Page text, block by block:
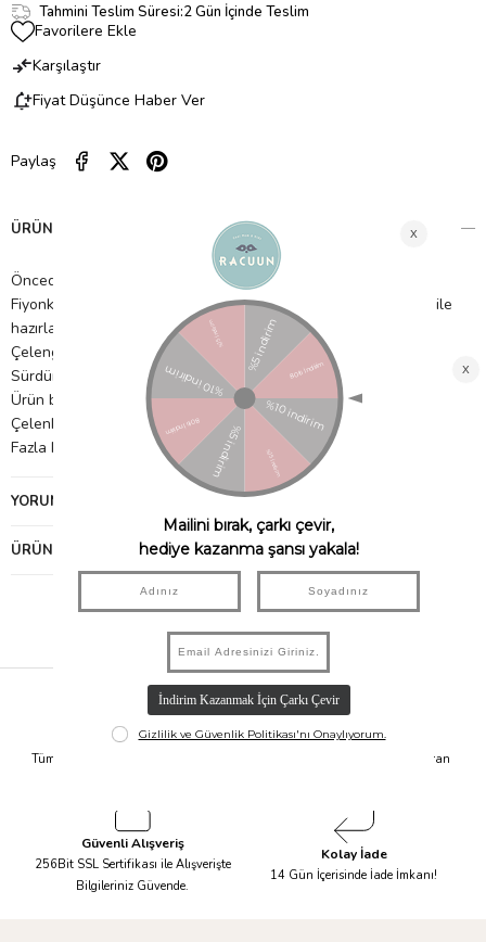
Tahmini Teslim Süresi:2 Gün İçinde Teslim
Favorilere Ekle
Karşılaştır
Fiyat Düşünce Haber Ver
Paylaş
ÜRÜN ÖZELLIKLERI
Önceden iplikli çelenk, kutudan asılmaya hazır
Fiyonklar kalın kırmızı ve pembe simli kumaş ve 300 gsm kağıt ile
hazırlanmıştır
Çelengi asmak için altın metalik iplik
Sürdürülebilir FSC kağıdı kullanılarak yapılan ambalajlar
Ürün boyutları:
Çelenk uzunluğu : 15,5 cm
Fazla kordon dahil: 25 cm ölçülerindedir
YORUMLAR
ÜRÜN ÖNERILERI
Hızlı Kargo
Tüm Siparişleriniz Aynı Gün 14.00'a
Taksit İmkanı
Tüm Ürünlerde 6 Aya Kadar Varan
Güvenli Alışveriş
256Bit SSL Sertifikası ile Alışverişte
Bilgileriniz Güvende.
Kolay İade
14 Gün İçerisinde İade İmkanı!